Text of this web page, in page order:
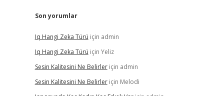
Son yorumlar
Iq Hangi Zeka Türü için admin
Iq Hangi Zeka Türü için Yeliz
Sesin Kalitesini Ne Belirleriçin admin
Sesin Kalitesini Ne Belirleriçin Melodi